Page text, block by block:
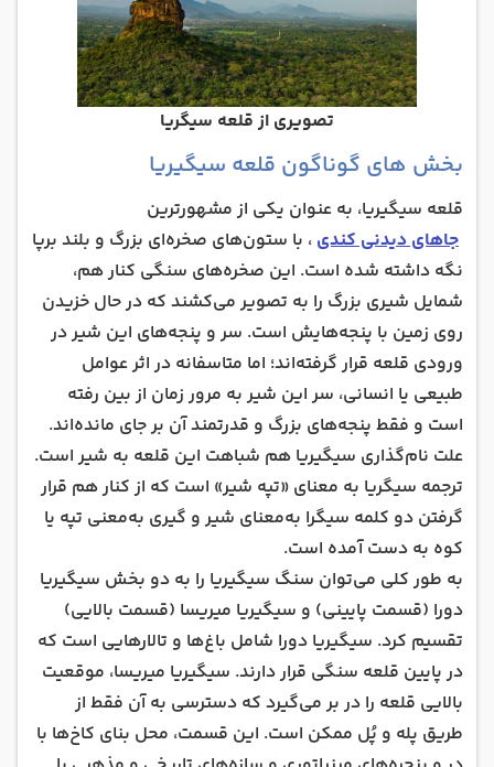
تصویری از قلعه سیگریا
بخش های گوناگون قلعه سیگیریا
قلعه سیگیریا، به عنوان یکی از مشهورترین
جاهای دیدنی کندی ، با ستون‌های صخره‌ای بزرگ و بلند برپا
نگه داشته‌ شده است. این صخره‌های سنگی کنار هم،
شمایل شیری بزرگ را به تصویر می‌کشند که در حال خزیدن
روی زمین با پنجه‌هایش است. سر و پنجه‌های این شیر در
ورودی قلعه قرار گرفته‌اند؛ اما متاسفانه در اثر عوامل
طبیعی یا انسانی، سر این شیر به مرور زمان از بین رفته
است و فقط پنجه‌های بزرگ و قدرتمند آن بر‌ جای مانده‌اند.
علت نام‌گذاری سیگیریا هم شباهت این قلعه به شیر است.
ترجمه سیگریا به معنای «تپه شیر» است که از کنار هم قرار
گرفتن دو کلمه سیگرا به‌معنای شیر و گیری به‌معنی تپه یا
کوه به دست آمده است.
به طور کلی می‌توان سنگ سیگیریا را به دو بخش سیگیریا
دورا (قسمت پایینی) و سیگیریا میریسا (قسمت بالایی)
تقسیم کرد. سیگیریا دورا شامل باغ‌ها و تالارهایی است که
در پایین قلعه سنگی قرار دارند. سیگیریا میریسا، موقعیت
بالایی قلعه را در بر می‌گیرد که دسترسی به آن فقط از
طریق پله‌ و پُل‌ ممکن است. این قسمت، محل بنای کاخ‌ها با